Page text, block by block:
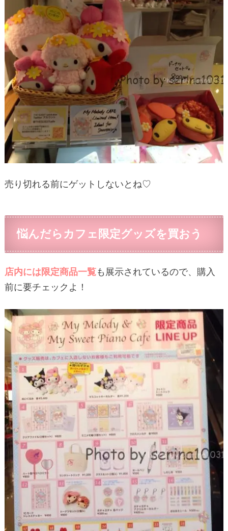
売り切れる前にゲットしないとね♡
悩んだらカフェ限定グッズを買おう
店内には限定商品一覧も展示されているので、購入
前に要チェックよ！